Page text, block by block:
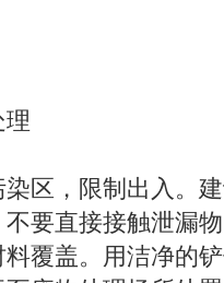
区，限制出入。
要直接接触泄漏
覆盖。用洁净的